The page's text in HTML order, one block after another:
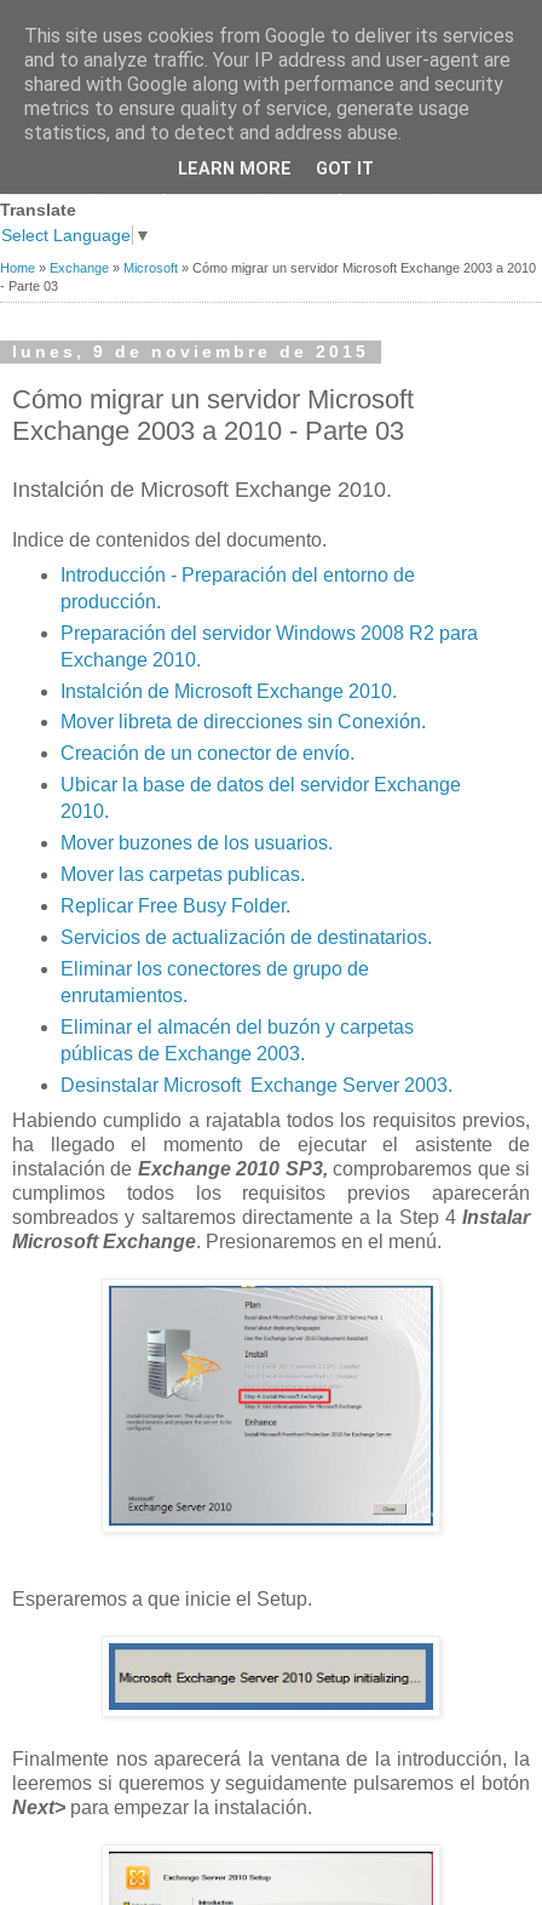
Premios
Links de
Contacto
Translate
Select Language ▼
Home » Exchange » Microsoft » Cómo migrar un servidor Microsoft Exchange 2003 a 2010
- Parte 03
lunes, 9 de noviembre de 2015
Cómo migrar un servidor Microsoft
Exchange 2003 a 2010 - Parte 03
Instalción de Microsoft Exchange 2010.
Indice de contenidos del documento.
Introducción - Preparación del entorno de
producción.
Preparación del servidor Windows 2008 R2 para
Exchange 2010.
Instalción de Microsoft Exchange 2010.
Mover libreta de direcciones sin Conexión.
Creación de un conector de envío.
Ubicar la base de datos del servidor Exchange
2010.
Mover buzones de los usuarios.
Mover las carpetas publicas.
Replicar Free Busy Folder.
Servicios de actualización de destinatarios.
Eliminar los conectores de grupo de
enrutamientos.
Eliminar el almacén del buzón y carpetas
públicas de Exchange 2003.
Desinstalar Microsoft Exchange Server 2003.
Habiendo cumplido a rajatabla todos los requisitos previos,
ha llegado el momento de ejecutar el asistente de
instalación de Exchange 2010 SP3, comprobaremos que si
cumplimos todos los requisitos previos aparecerán
sombreados y saltaremos directamente a la Step 4 Instalar
Microsoft Exchange. Presionaremos en el menú.
Esperaremos a que inicie el Setup.
Finalmente nos aparecerá la ventana de la introducción, la
leeremos si queremos y seguidamente pulsaremos el botón
Next> para empezar la instalación.
This site uses cookies from Google to deliver its services
and to analyze traffic. Your IP address and user-agent are
shared with Google along with performance and security
metrics to ensure quality of service, generate usage
statistics, and to detect and address abuse.
LEARN MORE GOT IT